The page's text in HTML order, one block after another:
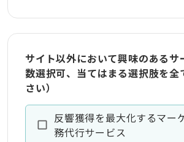
サイト以外において興味のある
数選択可、当てはまる選択肢を全
さい）
反響獲得を最大化するマー
務代行サービス